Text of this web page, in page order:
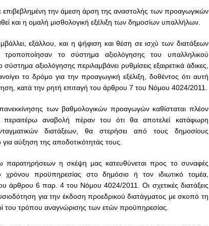
την άμεση άρση της αναστολής των προαγωγικών
και η ομαλή μισθολογική εξέλιξη των δημοσίων υπαλλήλων.
εξάλλου, και η ψήφιση και θέση σε ισχύ των διατάξεων
το σύστημα αξιολόγησης του υπαλληλικού
αξιολόγησης περιλαμβάνει ρυθμίσεις εξαιρετικά άδικες,
το δρόμο για την προαγωγική εξέλιξη, δοθέντος ότι αυτή
κατά την ρητή επιταγή του άρθρου 7 του Νόμου 4024/2011.
των βαθμολογικών προαγωγών καθίσταται πλέον
περαιτέρω αναβολή πέραν του ότι θα αποτελεί κατάφωρη
διατάξεων, θα στερήσει από τους δημοσίους
αύξηση της αποδοτικότητάς τους.
παρατηρήσεων η σκέψη μας κατευθύνεται προς το συναφές
χρόνου προϋπηρεσίας στο δημόσιο ή τον ιδιωτικό τομέα,
άρθρου 6 παρ. 4 του Νόμου 4024/2011. Οι σχετικές διατάξεις
για την έκδοση προεδρικού διατάγματος με σκοπό τη
του τρόπου αναγνώρισης των ετών προϋπηρεσίας.